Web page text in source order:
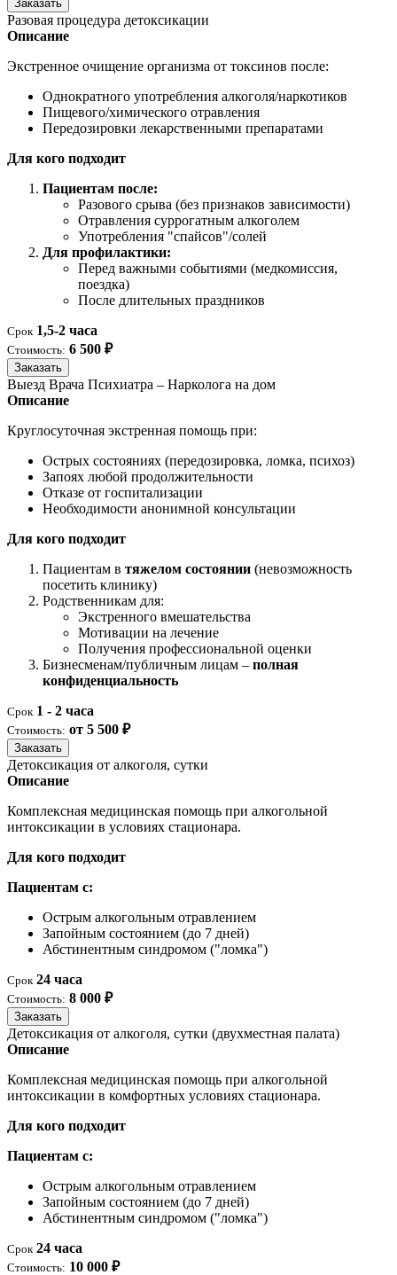
Заказать
Разовая процедура детоксикации
Описание
Экстренное очищение организма от токсинов после:
Однократного употребления алкоголя/наркотиков
Пищевого/химического отравления
Передозировки лекарственными препаратами
Для кого подходит
Пациентам после:
Разового срыва (без признаков зависимости)
Отравления суррогатным алкоголем
Употребления "спайсов"/солей
Для профилактики:
Перед важными событиями (медкомиссия,
поездка)
После длительных праздников
Срок 1,5-2 часа
Стоимость: 6 500 ₽
Заказать
Выезд Врача Психиатра – Нарколога на дом
Описание
Круглосуточная экстренная помощь при:
Острых состояниях (передозировка, ломка, психоз)
Запоях любой продолжительности
Отказе от госпитализации
Необходимости анонимной консультации
Для кого подходит
Пациентам в тяжелом состоянии (невозможность
посетить клинику)
Родственникам для:
Экстренного вмешательства
Мотивации на лечение
Получения профессиональной оценки
Бизнесменам/публичным лицам – полная
конфиденциальность
Срок 1 - 2 часа
Стоимость: от 5 500 ₽
Заказать
Детоксикация от алкоголя, сутки
Описание
Комплексная медицинская помощь при алкогольной
интоксикации в условиях стационара.
Для кого подходит
Пациентам с:
Острым алкогольным отравлением
Запойным состоянием (до 7 дней)
Абстинентным синдромом ("ломка")
Срок 24 часа
Стоимость: 8 000 ₽
Заказать
Детоксикация от алкоголя, сутки (двухместная палата)
Описание
Комплексная медицинская помощь при алкогольной
интоксикации в комфортных условиях стационара.
Для кого подходит
Пациентам с:
Острым алкогольным отравлением
Запойным состоянием (до 7 дней)
Абстинентным синдромом ("ломка")
Срок 24 часа
Стоимость: 10 000 ₽